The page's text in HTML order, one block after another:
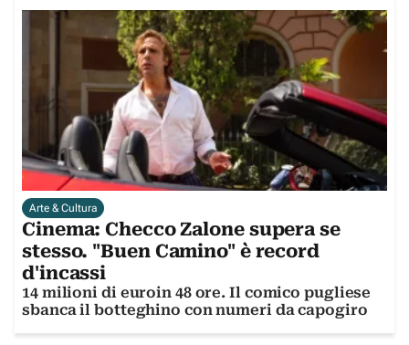
Arte & Cultura
Cinema: Checco Zalone supera se
stesso. "Buen Camino" è record
d'incassi
14 milioni di euroin 48 ore. Il comico pugliese
sbanca il botteghino con numeri da capogiro